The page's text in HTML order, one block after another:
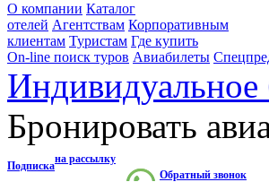
О компании Каталог
отелей Агентствам Корпоративным
клиентам Туристам Где купить
On-line поиск туров Авиабилеты
Индивидуальное
Бронировать
Обратный звонок
Подписка
на рассылку